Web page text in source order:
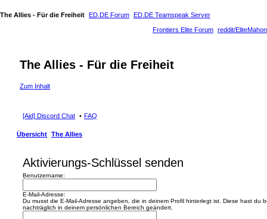
The Allies - Für die Freiheit ED.DE Forum ED.DE Teamspeak Server
reddit/EliteMahon
Frontiers Elite Forum
The Allies - Für die Freiheit
Zum Inhalt
[Aid] Discord Chat FAQ
Übersicht The Allies
Aktivierungs-Schlüssel senden
Benutzername:
E-Mail-Adresse:
Du musst die E-Mail-Adresse angeben, die in deinem Profil hinterlegt ist. Diese hast du
nachträglich in deinem persönlichen Bereich geändert.